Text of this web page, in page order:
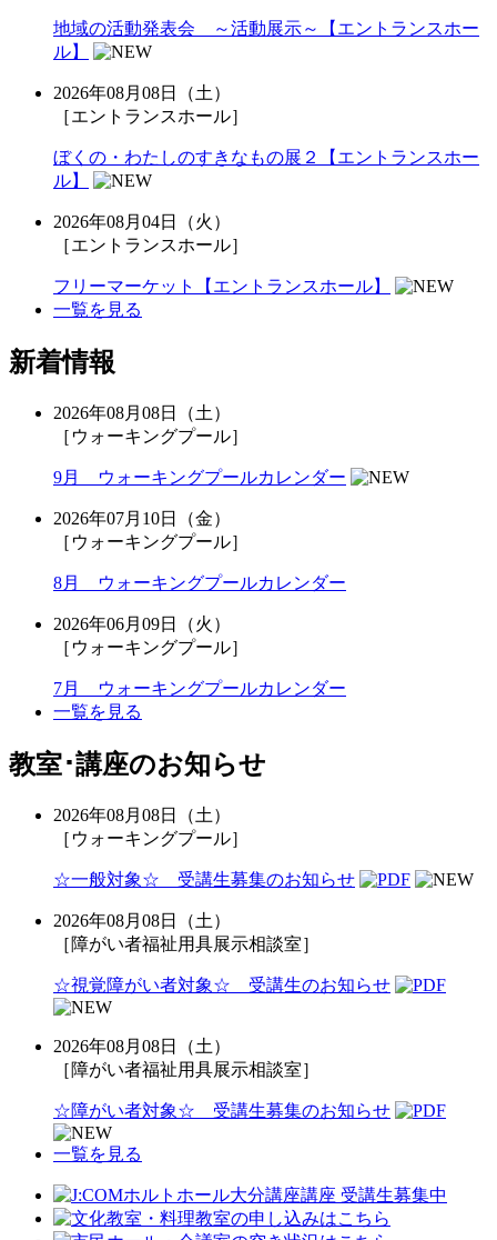
地域の活動発表会 ～活動展示～【エントランスホー
ル】
2026年08月08日（土）
［エントランスホール］
ぼくの・わたしのすきなもの展２【エントランスホー
ル】
2026年08月04日（火）
［エントランスホール］
フリーマーケット【エントランスホール】
一覧を見る
新着情報
2026年08月08日（土）
［ウォーキングプール］
9月 ウォーキングプールカレンダー
2026年07月10日（金）
［ウォーキングプール］
8月 ウォーキングプールカレンダー
2026年06月09日（火）
［ウォーキングプール］
7月 ウォーキングプールカレンダー
一覧を見る
教室･講座のお知らせ
2026年08月08日（土）
［ウォーキングプール］
☆一般対象☆ 受講生募集のお知らせ
2026年08月08日（土）
［障がい者福祉用具展示相談室］
☆視覚障がい者対象☆ 受講生のお知らせ
2026年08月08日（土）
［障がい者福祉用具展示相談室］
☆障がい者対象☆ 受講生募集のお知らせ
一覧を見る